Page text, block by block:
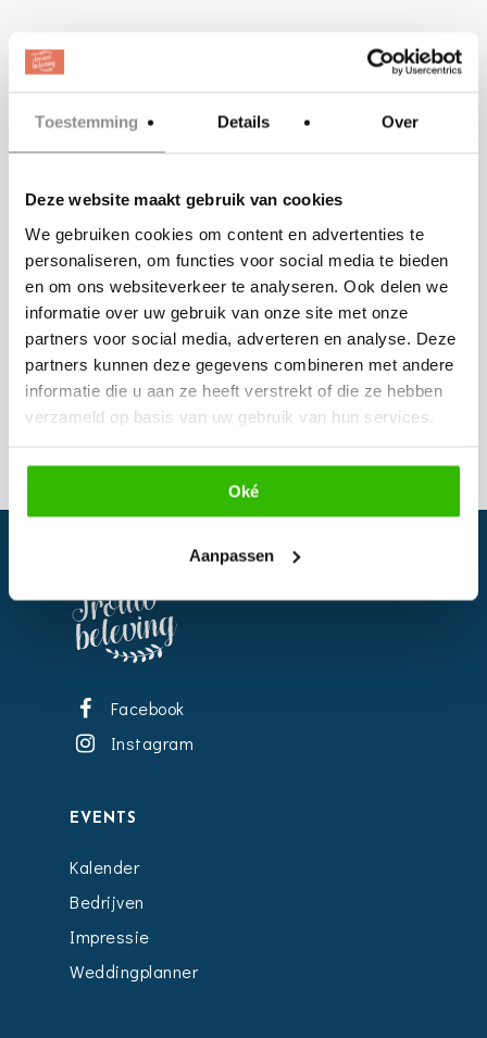
Toestemming Details Over
Deze website maakt gebruik van cookies
We gebruiken cookies om content en advertenties te
personaliseren, om functies voor social media te bieden
en om ons websiteverkeer te analyseren. Ook delen we
informatie over uw gebruik van onze site met onze
partners voor social media, adverteren en analyse. Deze
partners kunnen deze gegevens combineren met andere
informatie die u aan ze heeft verstrekt of die ze hebben
verzameld op basis van uw gebruik van hun services.
Oké
Aanpassen
Facebook
Instagram
EVENTS
Kalender
Bedrijven
Impressie
Weddingplanner